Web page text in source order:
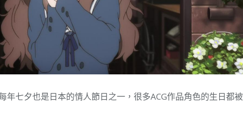
年七夕也是日本的情人節日之一，很多ACG作品角色的生日都被